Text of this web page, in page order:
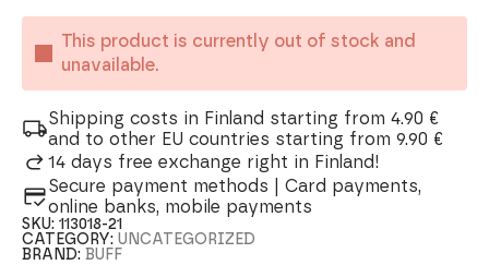
This product is currently out of stock and
unavailable.
Shipping costs in Finland starting from 4.90 €
and to other EU countries starting from 9.90 €
14 days free exchange right in Finland!
Secure payment methods | Card payments,
online banks, mobile payments
SKU:113018-21
CATEGORY:UNCATEGORIZED
BRAND:BUFF